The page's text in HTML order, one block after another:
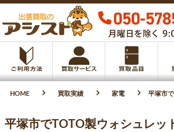
HOME 買取実績 家電 平塚市
平塚市でTOTO製ウォシュレッ